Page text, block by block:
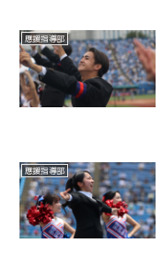
應援指導部
應援指導部